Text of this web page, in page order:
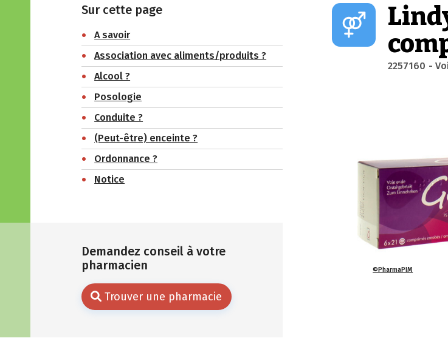
Demandez conseil à votre
pharmacien
Trouver une pharmacie
Sur cette page
A savoir
Association avec aliments/produits ?
Alcool ?
Posologie
Conduite ?
(Peut-être) enceinte ?
Ordonnance ?
Notice
2257160 -
©PharmaPIM